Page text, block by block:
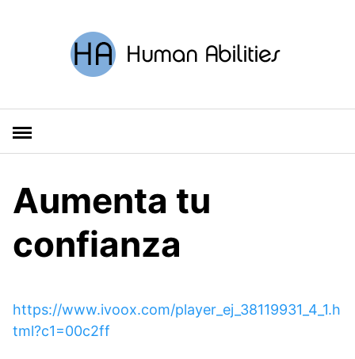
Aumenta tu
confianza
https://www.ivoox.com/player_ej_38119931_4_1.h
tml?c1=00c2ff